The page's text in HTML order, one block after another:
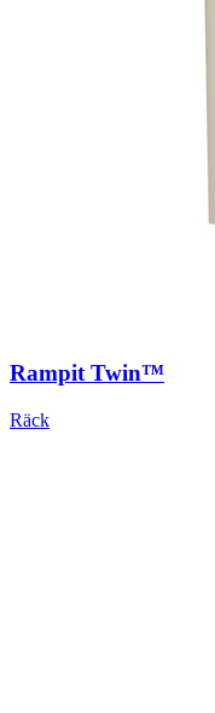
Rampit Twin™
Räck